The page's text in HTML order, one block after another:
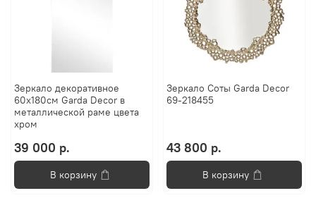
Зеркало декоративное
60x180см Garda Decor в
металлической раме цвета
xром
39 000 р.
В корзину
Зеркало Соты Garda Decor
69-218455
43 800 р.
В корзину